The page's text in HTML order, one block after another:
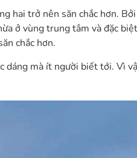
hai trở nên săn chắc hơn.
ở vùng trung tâm và đặc
chắc hơn.
mà ít người biết tới. Vì